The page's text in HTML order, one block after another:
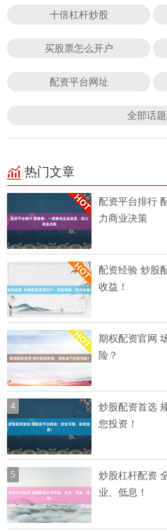
十倍杠杆炒股
买股票怎么开户
配资平台网址
全部话
热门文章
配资平台排行
力商业决策
配资经验 炒股配资官网开户：极速通道，放大
收益！
期权配资官网
险？
4
炒股配资首选
您投资！
5
炒股杠杆配资
业、低息！